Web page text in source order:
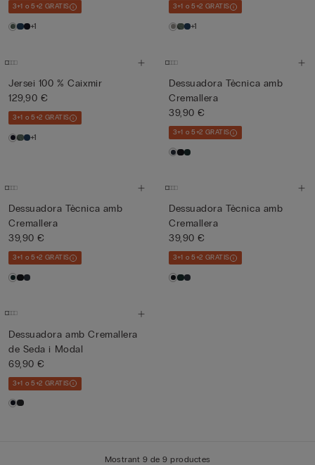
3+1 o 5+2 GRATIS
+1
3+1 o 5+2 GRATIS
+1
Jersei 100 % Caixmir
129,90 €
3+1 o 5+2 GRATIS
+1
Dessuadora Tècnica amb
Cremallera
39,90 €
3+1 o 5+2 GRATIS
Dessuadora Tècnica amb
Cremallera
39,90 €
3+1 o 5+2 GRATIS
Dessuadora Tècnica amb
Cremallera
39,90 €
3+1 o 5+2 GRATIS
Dessuadora amb Cremallera
de Seda i Modal
69,90 €
3+1 o 5+2 GRATIS
Mostrant 9 de 9 productes